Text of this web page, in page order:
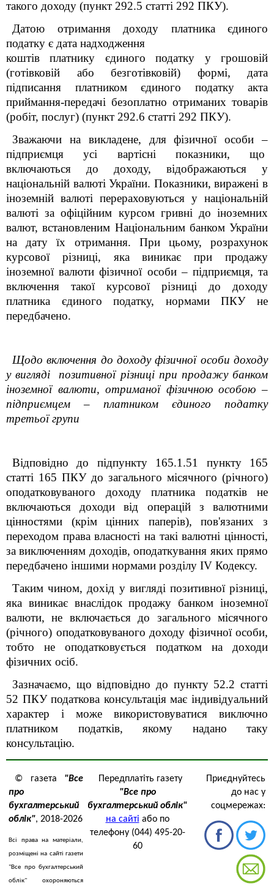
такого доходу (пункт 292.5 статті 292 ПКУ).
Датою отримання доходу платника єдиного
податку є дата надходження
коштів платнику єдиного податку у грошовій
(готівковій або безготівковій) формі, дата
підписання платником єдиного податку акта
приймання-передачі безоплатно отриманих товарів
(робіт, послуг) (пункт 292.6 статті 292 ПКУ).
Зважаючи на викладене, для фізичної особи –
підприємця усі вартісні показники, що
включаються до доходу, відображаються у
національній валюті України. Показники, виражені в
іноземній валюті перераховуються у національній
валюті за офіційним курсом гривні до іноземних
валют, встановленим Національним банком України
на дату їх отримання. При цьому, розрахунок
курсової різниці, яка виникає при продажу
іноземної валюти фізичної особи – підприємця, та
включення такої курсової різниці до доходу
платника єдиного податку, нормами ПКУ не
передбачено.
Щодо включення до доходу фізичної особи доходу
у вигляді позитивної різниці при продажу банком
іноземної валюти, отриманої фізичною особою –
підприємцем – платником єдиного податку
третьої групи
Відповідно до підпункту 165.1.51 пункту 165
статті 165 ПКУ до загального місячного (річного)
оподатковуваного доходу платника податків не
включаються доходи від операцій з валютними
цінностями (крім цінних паперів), пов'язаних з
переходом права власності на такі валютні цінності,
за виключенням доходів, оподаткування яких прямо
передбачено іншими нормами розділу IV Кодексу.
Таким чином, дохід у вигляді позитивної різниці,
яка виникає внаслідок продажу банком іноземної
валюти, не включається до загального місячного
(річного) оподатковуваного доходу фізичної особи,
тобто не оподатковується податком на доходи
фізичних осіб.
Зазначаємо, що відповідно до пункту 52.2 статті
52 ПКУ податкова консультація має індивідуальний
характер і може використовуватися виключно
платником податків, якому надано таку
консультацію.
© газета "Все
про
бухгалтерський
облік", 2018-2026
Всі права на матеріали,
розміщені на сайті газети
"Все про бухгалтерський
облік" охороняються
Передплатіть газету
"Все про
бухгалтерський облік"
на сайті або по
телефону (044) 495-20-
60
Приєднуйтесь
до нас у
соцмережах: